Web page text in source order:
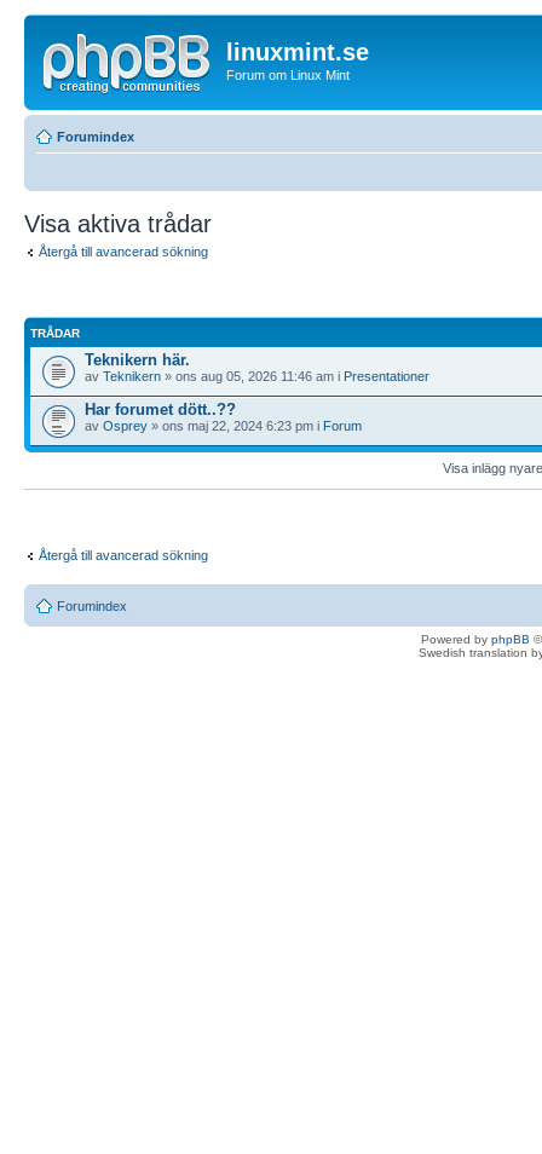
linuxmint.se
Forum om Linux Mint
Forumindex
Visa aktiva trådar
Återgå till avancerad sökning
TRÅDAR
Teknikern här.
av Teknikern » ons aug 05, 2026 11:46 am i Presentationer
Har forumet dött..??
av Osprey » ons maj 22, 2024 6:23 pm i Forum
Visa inlägg
Återgå till avancerad sökning
Forumindex
Powered by phpBB
Swedish translation